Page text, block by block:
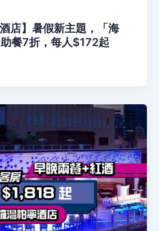
店】暑假新主題，「海
餐7折，每人$172起